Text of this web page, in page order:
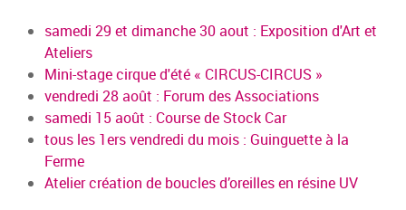
samedi 29 et dimanche 30 aout : Exposition d'Art et
Ateliers
Mini-stage cirque d'été « CIRCUS-CIRCUS »
vendredi 28 août : Forum des Associations
samedi 15 août : Course de Stock Car
tous les 1ers vendredi du mois : Guinguette à la
Ferme
Atelier création de boucles d’oreilles en résine UV